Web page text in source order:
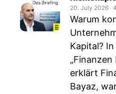
20. July 2026 ‧
Warum
Kapital?
„Finanzen
erklärt
Bayaz,